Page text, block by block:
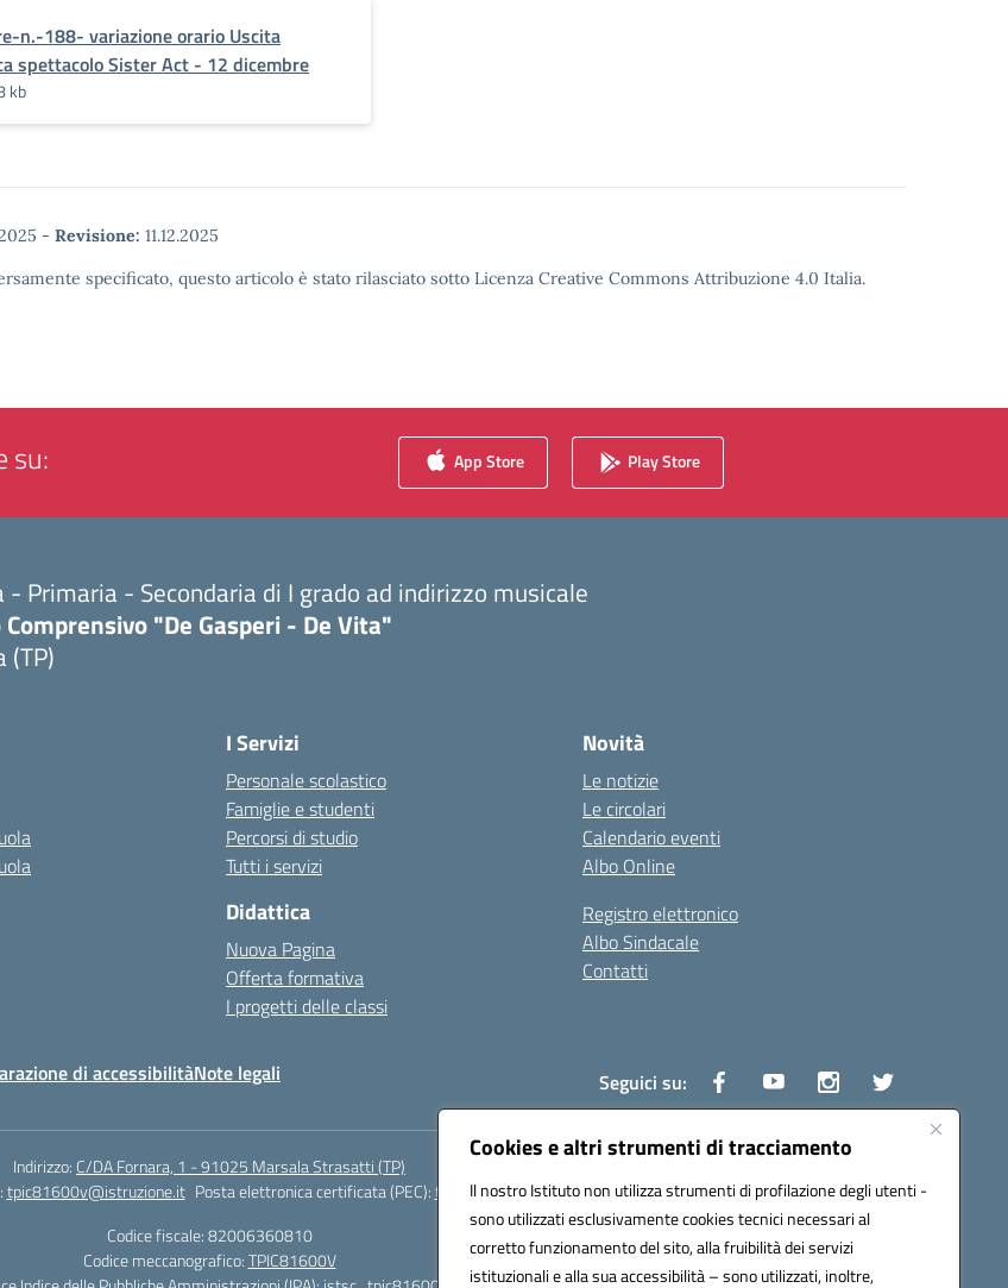
Cookies e altri strumenti di tracciamento
Il nostro Istituto non utilizza strumenti di profilazione degli utenti -
sono utilizzati esclusivamente cookies tecnici necessari al
corretto funzionamento del sito, alla fruibilità dei servizi
istituzionali e alla sua accessibilità – sono utilizzati, inoltre,
n.-188- variazione orario Uscita
spettacolo Sister Act - 12 dicembre
kb
- Revisione: 11.12.2025
specificato, questo articolo è stato rilasciato sotto Licenza Creative Commons Attribuzione 4.0 Italia.
su: App Store Play Store
- Primaria - Secondaria di I grado ad indirizzo musicale
"De Gasperi - De Vita"
(TP)
I Servizi
Personale scolastico
Famiglie e studenti
Percorsi di studio
Tutti i servizi
Didattica
Nuova Pagina
Offerta formativa
I progetti delle classi
Novità
Le notizie
Le circolari
Calendario eventi
Albo Online
Registro elettronico
Albo Sindacale
Contatti
di accessibilitàNote legali Seguici su:
Indirizzo: C/DA Fornara, 1 - 91025 Marsala Strasatti (TP)
tpic81600v@istruzione.it Posta elettronica certificata (PEC):tpic81600v@pec.istruzione.it
Codice fiscale: 82006360810
Codice meccanografico:TPIC81600V